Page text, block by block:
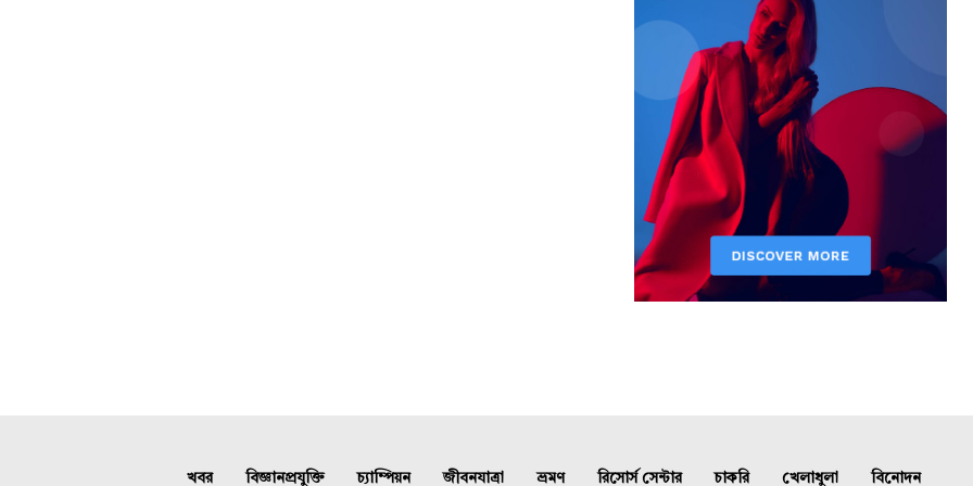
খবর বিজ্ঞানপ্রযুক্তি চ্যাম্পিয়ন জীবনযাত্রা ভ্রমণ রিসোর্স সেন্টার চাকরি খেলাধুলা বিনোদন